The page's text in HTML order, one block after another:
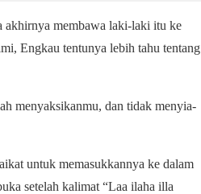
akhirnya membawa laki-laki itu ke
Engkau tentunya lebih tahu tentang
menyaksikanmu, dan tidak menyia-
untuk memasukkannya ke dalam
setelah kalimat “Laa ilaha illa